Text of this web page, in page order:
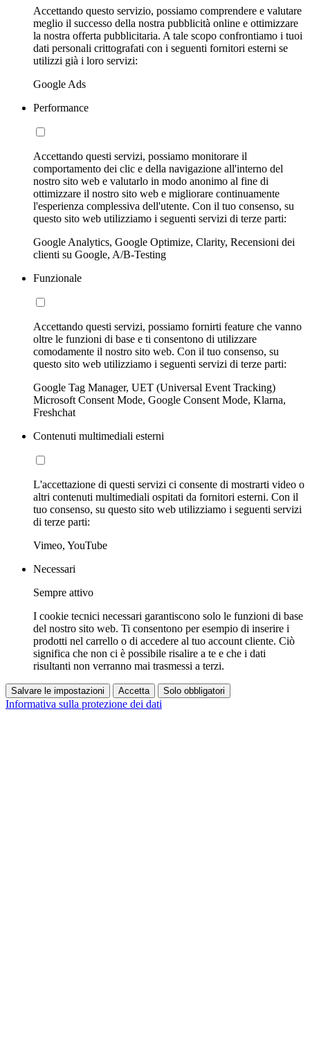
Accettando questo servizio, possiamo comprendere e valutare
meglio il successo della nostra pubblicità online e ottimizzare
la nostra offerta pubblicitaria. A tale scopo confrontiamo i tuoi
dati personali crittografati con i seguenti fornitori esterni se
utilizzi già i loro servizi:
Google Ads
Performance
Accettando questi servizi, possiamo monitorare il
comportamento dei clic e della navigazione all'interno del
nostro sito web e valutarlo in modo anonimo al fine di
ottimizzare il nostro sito web e migliorare continuamente
l'esperienza complessiva dell'utente. Con il tuo consenso, su
questo sito web utilizziamo i seguenti servizi di terze parti:
Google Analytics, Google Optimize, Clarity, Recensioni dei
clienti su Google, A/B-Testing
Funzionale
Accettando questi servizi, possiamo fornirti feature che vanno
oltre le funzioni di base e ti consentono di utilizzare
comodamente il nostro sito web. Con il tuo consenso, su
questo sito web utilizziamo i seguenti servizi di terze parti:
Google Tag Manager, UET (Universal Event Tracking)
Microsoft Consent Mode, Google Consent Mode, Klarna,
Freshchat
Contenuti multimediali esterni
L'accettazione di questi servizi ci consente di mostrarti video o
altri contenuti multimediali ospitati da fornitori esterni. Con il
tuo consenso, su questo sito web utilizziamo i seguenti servizi
di terze parti:
Vimeo, YouTube
Necessari
Sempre attivo
I cookie tecnici necessari garantiscono solo le funzioni di base
del nostro sito web. Ti consentono per esempio di inserire i
prodotti nel carrello o di accedere al tuo account cliente. Ciò
significa che non ci è possibile risalire a te e che i dati
risultanti non verranno mai trasmessi a terzi.
Salvare le impostazioni Accetta Solo obbligatori
Informativa sulla protezione dei dati